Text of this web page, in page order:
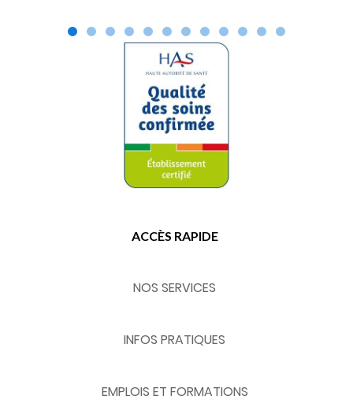
ACCÈS RAPIDE
NOS SERVICES
INFOS PRATIQUES
EMPLOIS ET FORMATIONS